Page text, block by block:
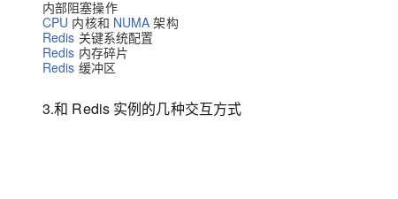
内部阻塞操作
CPU 内核和 NUMA 架构
Redis 关键系统配置
Redis 内存碎片
Redis 缓冲区
3.和 Redis 实例的几种交互方式